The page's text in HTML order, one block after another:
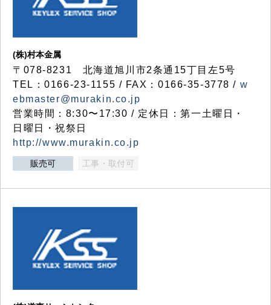
(株)村本金属
〒078-8231 北海道旭川市2条通15丁目左5号
TEL：0166-23-1155 / FAX：0166-35-3778 / w
ebmaster@murakin.co.jp
営業時間：8:30〜17:30 / 定休日：第一土曜日・
日曜日・祝祭日
http://www.murakin.co.jp
販売可 工事・取付可